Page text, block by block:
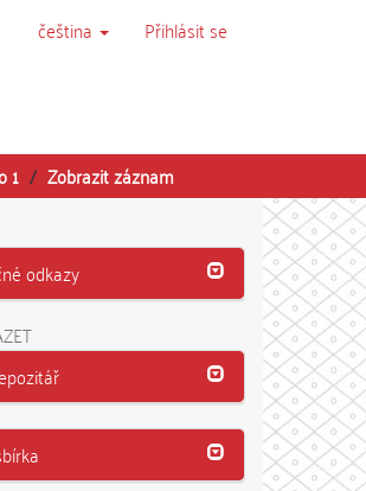
čeština Přihlásit se
1 Zobrazit záznam
odkazy